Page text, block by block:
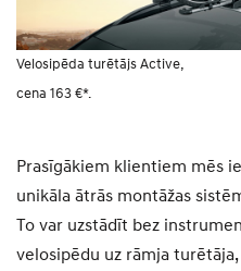
Velosipēda turētājs Active,
cena 163 €*.
Prasīgākiem klientiem mēs
unikāla ātrās montāžas
To var uzstādīt bez
velosipēdu uz rāmja